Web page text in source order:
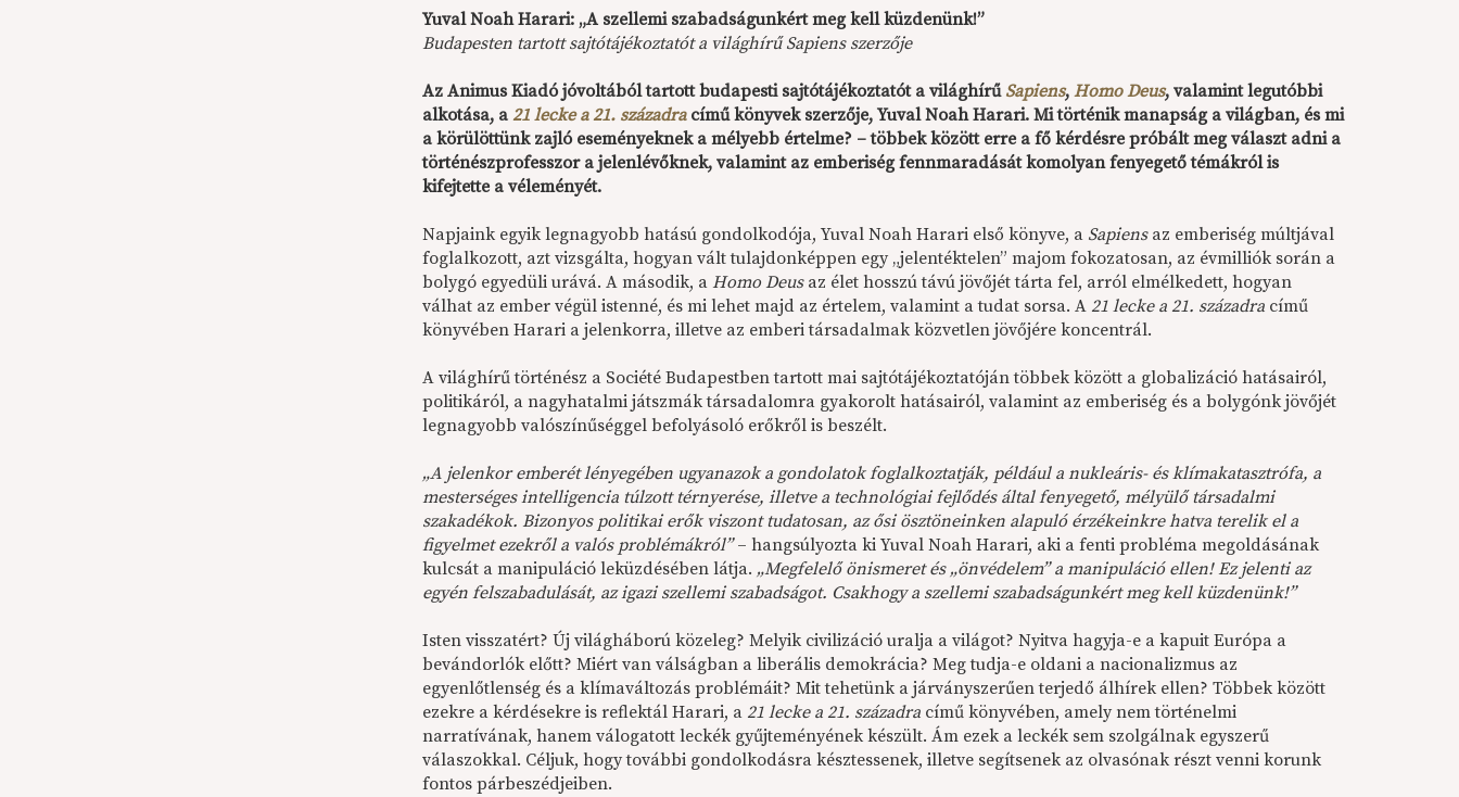
Yuval Noah Harari: „A szellemi szabadságunkért meg kell küzdenünk!”
Budapesten tartott sajtótájékoztatót a világhírű Sapiens szerzője
Az Animus Kiadó jóvoltából tartott budapesti sajtótájékoztatót a világhírű Sapiens,Homo Deus, valamint legutóbbi
alkotása, a21 lecke a 21. századracímű könyvek szerzője, Yuval Noah Harari. Mi történik manapság a világban, és mi
a körülöttünk zajló eseményeknek a mélyebb értelme? – többek között erre a fő kérdésre próbált meg választ adni a
történészprofesszor a jelenlévőknek, valamint az emberiség fennmaradását komolyan fenyegető témákról is
kifejtette a véleményét.
Napjaink egyik legnagyobb hatású gondolkodója, Yuval Noah Harari első könyve, a Sapiensaz emberiség múltjával
foglalkozott, azt vizsgálta, hogyan vált tulajdonképpen egy „jelentéktelen” majom fokozatosan, az évmilliók során a
bolygó egyedüli urává. A második, aHomo Deusaz élet hosszú távú jövőjét tárta fel, arról elmélkedett, hogyan
válhat az ember végül istenné, és mi lehet majd az értelem, valamint a tudat sorsa. A 21 lecke a 21. századra című
könyvében Harari a jelenkorra, illetve az emberi társadalmak közvetlen jövőjére koncentrál.
A világhírű történész a Société Budapestben tartott mai sajtótájékoztatóján többek között a globalizáció hatásairól,
politikáról, a nagyhatalmi játszmák társadalomra gyakorolt hatásairól, valamint az emberiség és a bolygónk jövőjét
legnagyobb valószínűséggel befolyásoló erőkről is beszélt.
„A jelenkor emberét lényegében ugyanazok a gondolatok foglalkoztatják, például a nukleáris- és klímakatasztrófa, a
mesterséges intelligencia túlzott térnyerése, illetve a technológiai fejlődés által fenyegető, mélyülő társadalmi
szakadékok. Bizonyos politikai erők viszont tudatosan, az ősi ösztöneinken alapuló érzékeinkre hatva terelik el a
figyelmet ezekről a valós problémákról”– hangsúlyozta ki Yuval Noah Harari, aki a fenti probléma megoldásának
kulcsát a manipuláció leküzdésében látja. „Megfelelő önismeret és „önvédelem” a manipuláció ellen! Ez jelenti az
egyén felszabadulását, az igazi szellemi szabadságot. Csakhogy a szellemi szabadságunkért meg kell küzdenünk!”
Isten visszatért? Új világháború közeleg? Melyik civilizáció uralja a világot? Nyitva hagyja-e a kapuit Európa a
bevándorlók előtt? Miért van válságban a liberális demokrácia? Meg tudja-e oldani a nacionalizmus az
egyenlőtlenség és a klímaváltozás problémáit? Mit tehetünk a járványszerűen terjedő álhírek ellen? Többek között
ezekre a kérdésekre is reflektál Harari, a 21 lecke a 21. századra című könyvében, amely nem történelmi
narratívának, hanem válogatott leckék gyűjteményének készült. Ám ezek a leckék sem szolgálnak egyszerű
válaszokkal. Céljuk, hogy további gondolkodásra késztessenek, illetve segítsenek az olvasónak részt venni korunk
fontos párbeszédjeiben.